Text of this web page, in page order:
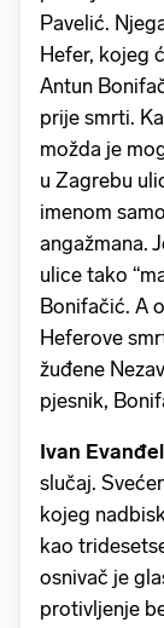
Pavelić.
Hefer, kojeg
Antun
prije smrti.
možda je
u Zagrebu
imenom
angažmana.
ulice tako
Bonifačić. A
Heferove
žuđene
pjesnik,
Ivan
slučaj.
kojeg
kao
osnivač je
protivljenje